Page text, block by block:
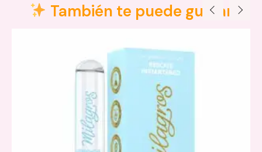
También te puede gustar